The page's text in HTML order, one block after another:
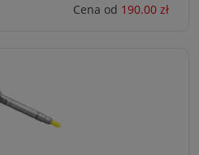
Cena od 190.00 zł